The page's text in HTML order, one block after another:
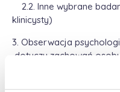
2.2. Inne wybrane
klinicysty)
3. Obserwacja
dotyczy zachowań
cznego badania